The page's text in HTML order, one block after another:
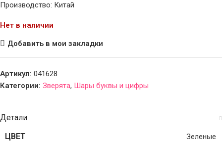
Производство: Китай
Нет в наличии
Добавить в мои закладки
Артикул: 041628
Категории: Зверята, Шары буквы и цифры
Детали
ЦВЕТ
Зеленые